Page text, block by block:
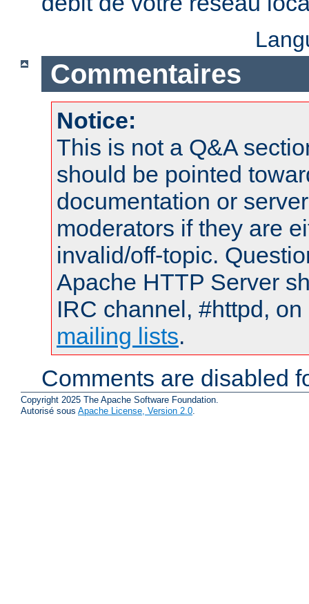
Commentaires
Notice:
This is not a Q&A
should be pointed
documentation or
moderators if they are
invalid/off-topic.
Apache HTTP Server
IRC channel, #httpd,
mailing lists.
Comments are disabled
Copyright 2025 The Apache Software Foundation.
Autorisé sous Apache License, Version 2.0.